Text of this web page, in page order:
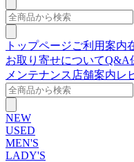
トップページご利用案内
お取り寄せについてQ&A
メンテナンス 店舗案内レ
NEW
USED
MEN'S
LADY'S